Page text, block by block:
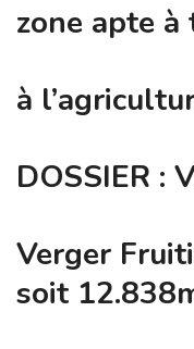
zone apte
à
DOSSIER :
Verger
soit